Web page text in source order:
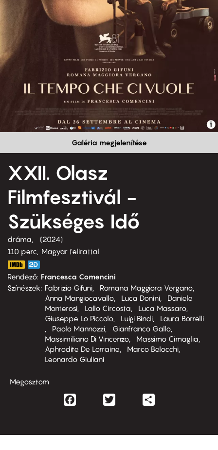
Galéria megjelenítése
XXII. Olasz
Filmfesztivál -
Szükséges Idő
dráma
2024
110 perc,
Magyar felirattal
Rendező Francesca Comencini
Színészek
Fabrizio Gifuni
Romana Maggiora Vergano
Anna Mangiocavallo
Luca Donini
Daniele
Monterosi
Lallo Circosta
Luca Massaro
Giuseppe Lo Piccolo
Luigi Bindi
Laura Borrelli
Paolo Mannozzi
Gianfranco Gallo
Massimiliano Di Vincenzo
Massimo Cimaglia
Aphrodite De Lorraine
Marco Belocchi
Leonardo Giuliani
Megosztom
Facebook